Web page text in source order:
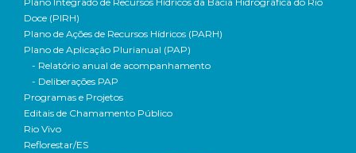
Doce (PIRH)
Plano de Ações de Recursos Hídricos (PARH)
Plano de Aplicação Plurianual (PAP)
- Relatório anual de acompanhamento
- Deliberações PAP
Programas e Projetos
Editais de Chamamento Público
Rio Vivo
Reflorestar/ES